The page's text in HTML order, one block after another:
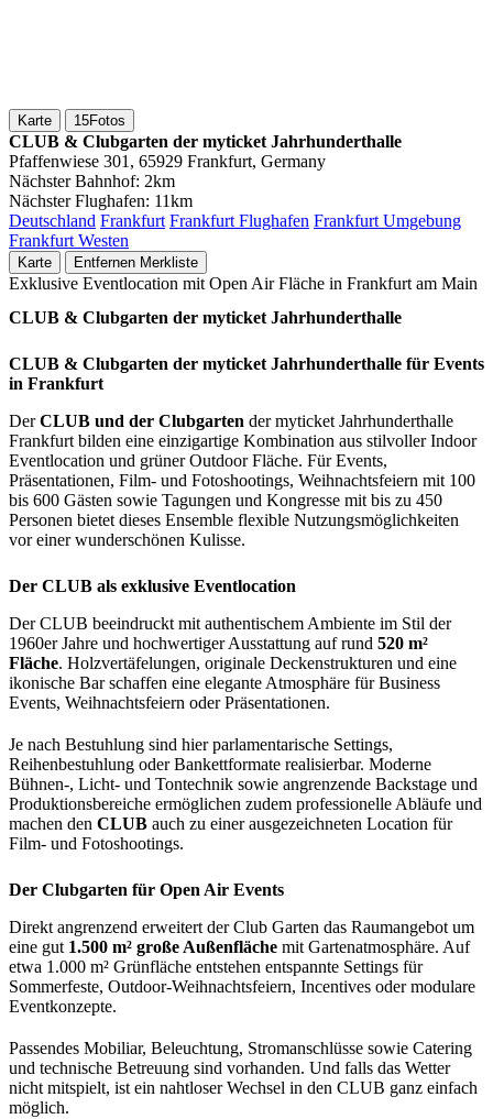
Karte 15Fotos
CLUB & Clubgarten der myticket Jahrhunderthalle
Pfaffenwiese 301, 65929 Frankfurt, Germany
Nächster Bahnhof: 2km
Nächster Flughafen: 11km
Deutschland Frankfurt Frankfurt Flughafen Frankfurt Umgebung
Frankfurt Westen
Karte Entfernen Merkliste
Exklusive Eventlocation mit Open Air Fläche in Frankfurt am Main
CLUB & Clubgarten der myticket Jahrhunderthalle
CLUB & Clubgarten der myticket Jahrhunderthalle für Events
in Frankfurt
DerCLUB und der Clubgarten der myticket Jahrhunderthalle
Frankfurt bilden eine einzigartige Kombination aus stilvoller Indoor
Eventlocation und grüner Outdoor Fläche. Für Events,
Präsentationen, Film- und Fotoshootings, Weihnachtsfeiern mit 100
bis 600 Gästen sowie Tagungen und Kongresse mit bis zu 450
Personen bietet dieses Ensemble flexible Nutzungsmöglichkeiten
vor einer wunderschönen Kulisse.
Der CLUB als exklusive Eventlocation
Der CLUB beeindruckt mit authentischem Ambiente im Stil der
1960er Jahre und hochwertiger Ausstattung auf rund 520 m²
Fläche. Holzvertäfelungen, originale Deckenstrukturen und eine
ikonische Bar schaffen eine elegante Atmosphäre für Business
Events, Weihnachtsfeiern oder Präsentationen.
Je nach Bestuhlung sind hier parlamentarische Settings,
Reihenbestuhlung oder Bankettformate realisierbar. Moderne
Bühnen-, Licht- und Tontechnik sowie angrenzende Backstage und
Produktionsbereiche ermöglichen zudem professionelle Abläufe und
machen den CLUB auch zu einer ausgezeichneten Location für
Film- und Fotoshootings.
Der Clubgarten für Open Air Events
Direkt angrenzend erweitert der Club Garten das Raumangebot um
eine gut 1.500 m² große Außenfläche mit Gartenatmosphäre. Auf
etwa 1.000 m² Grünfläche entstehen entspannte Settings für
Sommerfeste, Outdoor-Weihnachtsfeiern, Incentives oder modulare
Eventkonzepte.
Passendes Mobiliar, Beleuchtung, Stromanschlüsse sowie Catering
und technische Betreuung sind vorhanden. Und falls das Wetter
nicht mitspielt, ist ein nahtloser Wechsel in den CLUB ganz einfach
möglich.